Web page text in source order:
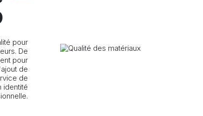
pour
De
pour
de
de
identité